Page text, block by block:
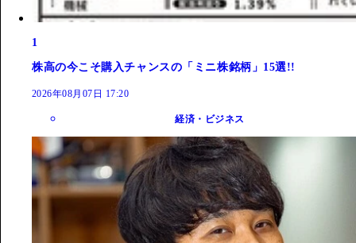
1
株高の今こそ購入チャンスの「ミニ株銘柄」15選!!
2026年08月07日 17:20
経済・ビジネス